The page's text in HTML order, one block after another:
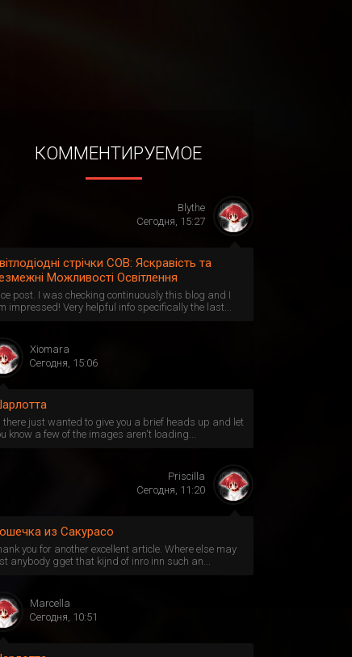
КОММЕНТИРУЕМОЕ
стрічки СОВ: Яскравість та
Можливості Освітлення
post. I was checking continuously this blog and I
impressed! Very helpful info specifically the last...
Blythe
Сегодня, 15:27
there just wanted to give you a brief heads up and let
know a few of the images aren't loading...
Xiomara
Сегодня, 15:06
из Сакурасо
you for another excellent article. Where else may
anybody gget that kijnd of inro inn such an...
Priscilla
Сегодня, 11:20
Marcella
Сегодня, 10:51